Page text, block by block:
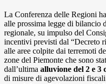
La Conferenza delle Regioni
alle prossima legge di bilancio
regionale, su impulso del
incentivi previsti dal “Decreto
alle aree colpite dai terremoti
zone del Piemonte che sono
dall’ultima alluvione del 2 e 3
di misure di agevolazioni